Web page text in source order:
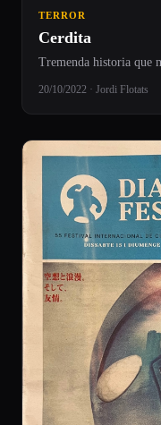
TERROR
Cerdita
Tremenda historia que
20/10/2022 · Jordi Flotats